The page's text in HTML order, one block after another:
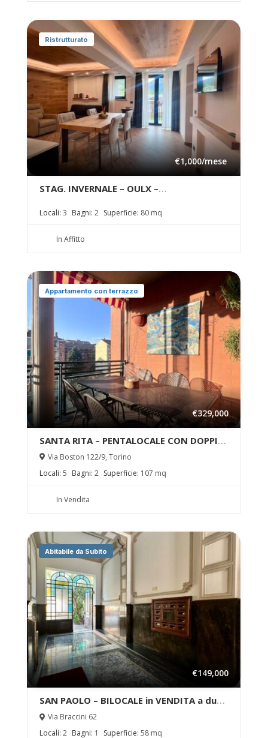
Ristrutturato
€1,000/mese
STAG. INVERNALE – OULX –
Locali: 3 Bagni: 2 Superficie: 80 mq
In Affitto
Appartamento con terrazzo
€329,000
SANTA RITA – PENTALOCALE CON DOPPI
SERVIZI E TERRAZZINO
Via Boston 122/9, Torino
Locali: 5 Bagni: 2 Superficie: 107 mq
In Vendita
Abitabile da Subito
€149,000
SAN PAOLO – BILOCALE in VENDITA a due
passi dal Politecnico
Via Braccini 62
Locali: 2 Bagni: 1 Superficie: 58 mq